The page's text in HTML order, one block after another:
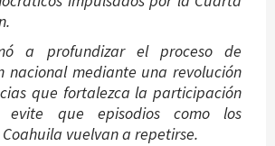
a profundizar el proceso de
nacional mediante una revolución
que fortalezca la participación
evite que episodios como los
vuelvan a repetirse.